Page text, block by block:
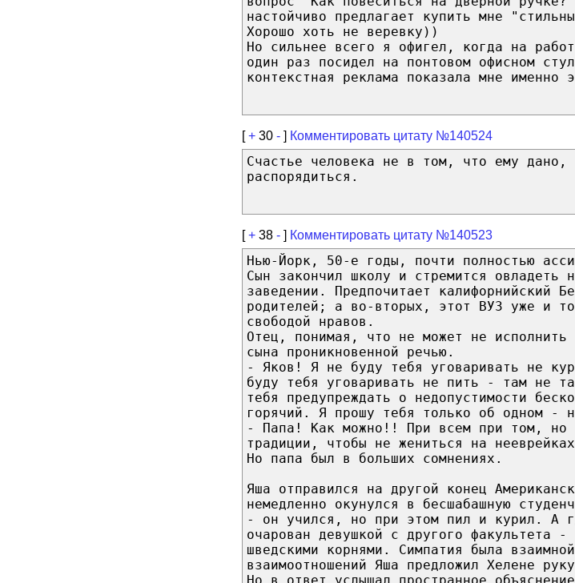
настойчиво предлагает купить мне
Хорошо хоть не веревку))
Но сильнее всего я офигел, когда на
один раз посидел на понтовом офисном
контекстная реклама показала мне именно
[+ 30 - ] Комментировать цитату №140524
Счастье человека не в том, что ему дано,
распорядиться.
[+ 38 - ] Комментировать цитату №140523
Нью-Йорк, 50-е годы, почти полностью
Сын закончил школу и стремится овладеть
заведении. Предпочитает калифорнийский
родителей; а во-вторых, этот ВУЗ уже и
свободой нравов.
Отец, понимая, что не может не исполнить
сына проникновенной речью.
- Яков! Я не буду тебя уговаривать не
буду тебя уговаривать не пить - там не
тебя предупреждать о недопустимости
горячий. Я прошу тебя только об одном -
- Папа! Как можно!! При всем при том, но
традиции, чтобы не жениться на
Но папа был в больших сомнениях.
Яша отправился на другой конец
немедленно окунулся в бесшабашную
- он учился, но при этом пил и курил. А
очарован девушкой с другого факультета -
шведскими корнями. Симпатия была
взаимоотношений Яша предложил Хелене